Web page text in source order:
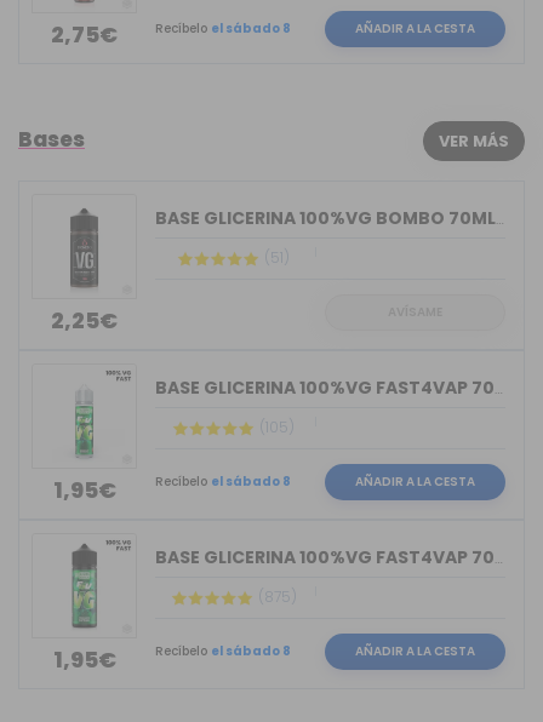
2,75€ Recíbelo el sábado 8 AÑADIR A LA CESTA
Bases VER MÁS
2,25€
BASE GLICERINA 100%VG BOMBO 70ML (BOT...
(51)
1,95€
BASE GLICERINA 100%VG FAST4VAP 70ML O...
(105)
Recíbelo el sábado 8 AÑADIR A LA CESTA
1,95€
BASE GLICERINA 100%VG FAST4VAP 70ML O...
(875)
Recíbelo el sábado 8 AÑADIR A LA CESTA